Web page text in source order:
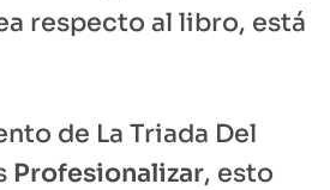
respecto al libro, está
de La Triada Del
Profesionalizar, esto